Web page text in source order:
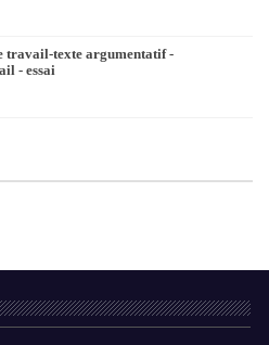
travail-texte argumentatif -
- essai